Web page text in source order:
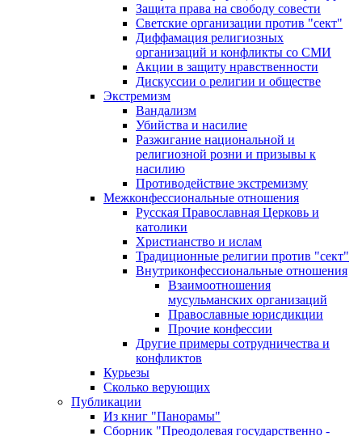
Защита права на свободу совести
Светские организации против "сект"
Диффамация религиозных
организаций и конфликты со СМИ
Акции в защиту нравственности
Дискуссии о религии и обществе
Экстремизм
Вандализм
Убийства и насилие
Разжигание национальной и
религиозной розни и призывы к
насилию
Противодействие экстремизму
Межконфессиональные отношения
Русская Православная Церковь и
католики
Христианство и ислам
Традиционные религии против "сект"
Внутриконфессиональные отношения
Взаимоотношения
мусульманских организаций
Православные юрисдикции
Прочие конфессии
Другие примеры сотрудничества и
конфликтов
Курьезы
Сколько верующих
Публикации
Из книг "Панорамы"
Сборник "Преодолевая государственно -